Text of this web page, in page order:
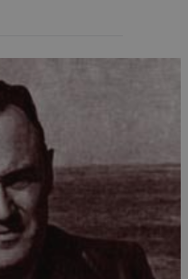
na břiše
skutečná velikost je